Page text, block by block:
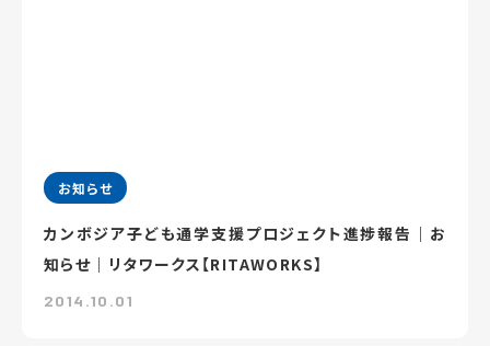
お知らせ
カンボジア子ども通学支援プロジェクト進捗報告｜お
知らせ｜リタワークス【RITAWORKS】
2014.10.01